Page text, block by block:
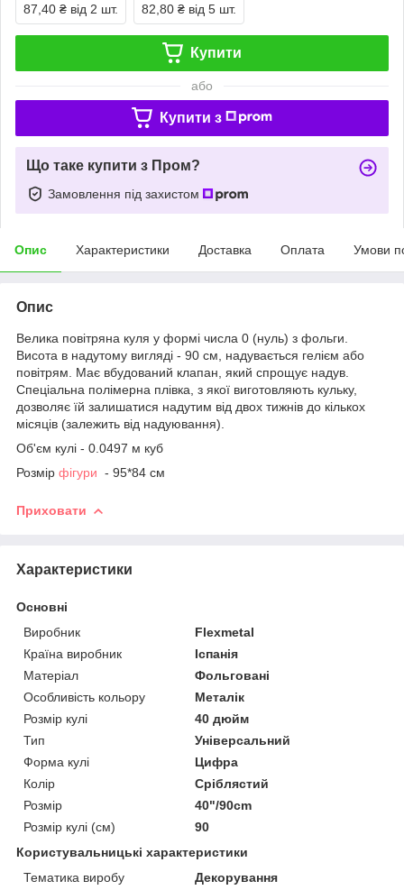
87,40 ₴ від 2 шт. 82,80 ₴ від 5 шт.
Купити
або
Купити з
Що таке купити з Пром?
Замовлення під захистом
Опис Характеристики Доставка Оплата Умови
Опис
Велика повітряна куля у формі числа 0 (нуль) з фольги.
Висота в надутому вигляді - 90 см, надувається гелієм або
повітрям. Має вбудований клапан, який спрощує надув.
Спеціальна полімерна плівка, з якої виготовляють кульку,
дозволяє їй залишатися надутим від двох тижнів до кількох
місяців (залежить від надуювання).
Об'єм кулі - 0.0497 м куб
Розмір фігури - 95*84 см
Приховати
Характеристики
Основні
Виробник
Flexmetal
Країна виробник
Іспанія
Матеріал
Фольговані
Особливість кольору
Металік
Розмір кулі
40 дюйм
Тип
Універсальний
Форма кулі
Цифра
Колір
Сріблястий
Розмір
40"/90cm
Розмір кулі (см)
90
Користувальницькі характеристики
Тематика виробу
Декорування